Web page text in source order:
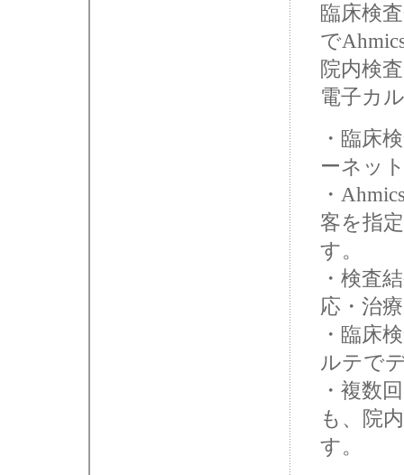
臨床検
で
院内検
電子カ
・臨床
ーネッ
・
客を指
す。
・検査
応・治
・臨床
ルテで
・複数
も、院
す。